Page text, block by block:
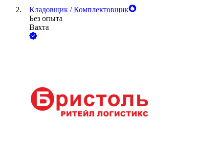
Кладовщик / Комплектовщик
Без опыта
Вахта